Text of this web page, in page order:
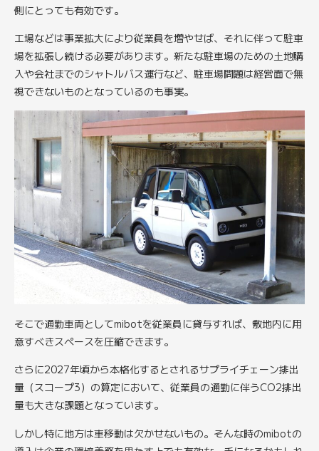
側にとっても有効です。
工場などは事業拡大により従業員を増やせば、それに伴って駐車
場を拡張し続ける必要があります。新たな駐車場のための土地購
入や会社までのシャトルバス運行など、駐車場問題は経営面で無
視できないものとなっているのも事実。
そこで通勤車両としてmibotを従業員に貸与すれば、敷地内に用
意すべきスペースを圧縮できます。
さらに2027年頃から本格化するとされるサプライチェーン排出
量（スコープ3）の算定において、従業員の通勤に伴うCO2排出
量も大きな課題となっています。
しかし特に地方は車移動は欠かせないもの。そんな時のmibotの